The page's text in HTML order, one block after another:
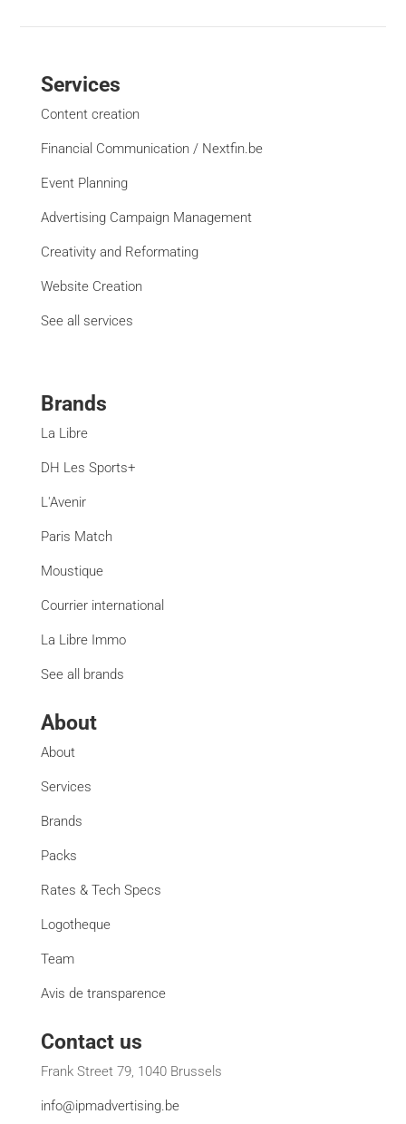
Services
Content creation
Financial Communication / Nextfin.be
Event Planning
Advertising Campaign Management
Creativity and Reformating
Website Creation
See all services
Brands
La Libre
DH Les Sports+
L'Avenir
Paris Match
Moustique
Courrier international
La Libre Immo
See all brands
About
About
Services
Brands
Packs
Rates & Tech Specs
Logotheque
Team
Avis de transparence
Contact us
Frank Street 79, 1040 Brussels
info@ipmadvertising.be